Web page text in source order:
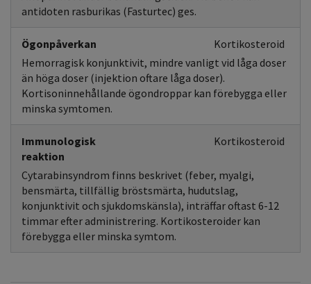
antidoten rasburikas (Fasturtec) ges.
Ögonpåverkan
Kortikosteroid
Hemorragisk konjunktivit, mindre vanligt vid låga doser
än höga doser (injektion oftare låga doser).
Kortisoninnehållande ögondroppar kan förebygga eller
minska symtomen.
Immunologisk
reaktion
Kortikosteroid
Cytarabinsyndrom finns beskrivet (feber, myalgi,
bensmärta, tillfällig bröstsmärta, hudutslag,
konjunktivit och sjukdomskänsla), inträffar oftast 6-12
timmar efter administrering. Kortikosteroider kan
förebygga eller minska symtom.